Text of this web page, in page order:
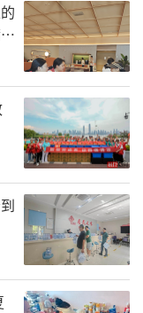
员供图
贝的聊天。军
童，关注孩子
，把孩子们接
守宝贝一起玩
庭的温暖。当
妈接我放学
，奶奶腿不
”